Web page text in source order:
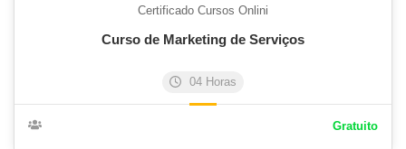
Certificado Cursos Onlini
Curso de Marketing de Serviços
04 Horas
Gratuito